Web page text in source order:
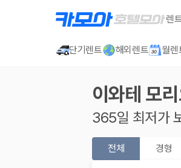
렌
단기렌트 해외렌트 월렌
이와테 모
365일 최저가
전체 경형